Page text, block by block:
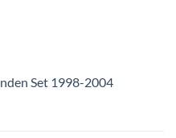
Set 1998-2004